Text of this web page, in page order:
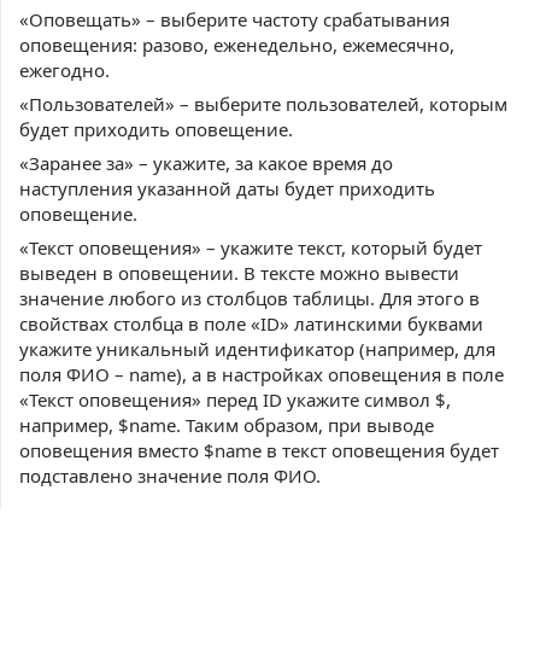
«Оповещать» – выберите частоту срабатывания
оповещения: разово, еженедельно, ежемесячно,
ежегодно.
«Пользователей» – выберите пользователей, которым
будет приходить оповещение.
«Заранее за» – укажите, за какое время до
наступления указанной даты будет приходить
оповещение.
«Текст оповещения» – укажите текст, который будет
выведен в оповещении. В тексте можно вывести
значение любого из столбцов таблицы. Для этого в
свойствах столбца в поле «ID» латинскими буквами
укажите уникальный идентификатор (например, для
поля ФИО – name), а в настройках оповещения в поле
«Текст оповещения» перед ID укажите символ $,
например, $name. Таким образом, при выводе
оповещения вместо $name в текст оповещения будет
подставлено значение поля ФИО.